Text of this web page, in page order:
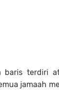
baris terdiri
jamaah